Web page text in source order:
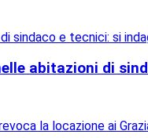
abitazioni di